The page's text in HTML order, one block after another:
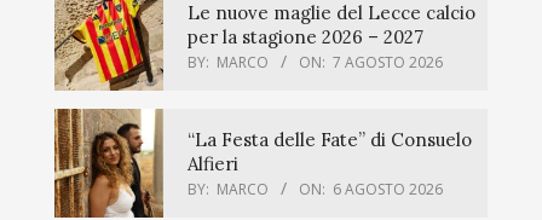
Le nuove maglie del Lecce calcio
per la stagione 2026 – 2027
BY: MARCO ON: 7 AGOSTO 2026
“La Festa delle Fate” di Consuelo
Alfieri
BY: MARCO ON: 6 AGOSTO 2026